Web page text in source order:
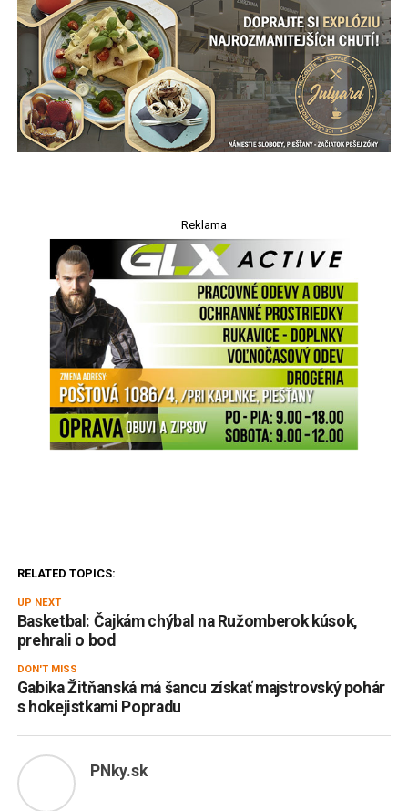
Reklama
RELATED TOPICS:
UP NEXT
Basketbal: Čajkám chýbal na Ružomberok kúsok,
prehrali o bod
DON'T MISS
Gabika Žitňanská má šancu získať majstrovský pohár
s hokejistkami Popradu
PNky.sk